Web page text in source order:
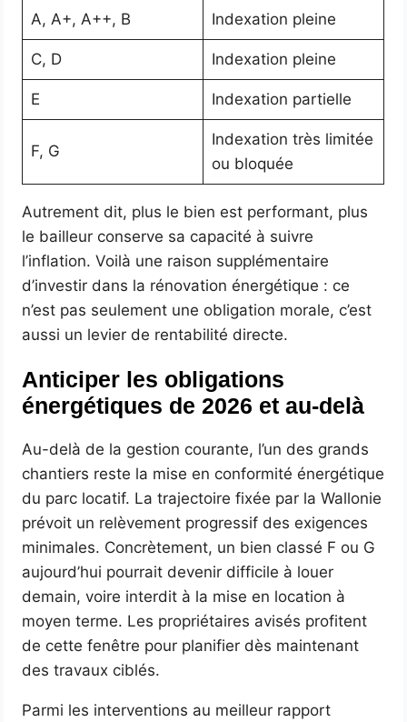
A, A+, A++, B Indexation pleine
C, D Indexation pleine
E Indexation partielle
F, G
Indexation très limitée
ou bloquée
Autrement dit, plus le bien est performant, plus
le bailleur conserve sa capacité à suivre
l’inflation. Voilà une raison supplémentaire
d’investir dans la rénovation énergétique : ce
n’est pas seulement une obligation morale, c’est
aussi un levier de rentabilité directe.
Anticiper les obligations
énergétiques de 2026 et au-delà
Au-delà de la gestion courante, l’un des grands
chantiers reste la mise en conformité énergétique
du parc locatif. La trajectoire fixée par la Wallonie
prévoit un relèvement progressif des exigences
minimales. Concrètement, un bien classé F ou G
aujourd’hui pourrait devenir difficile à louer
demain, voire interdit à la mise en location à
moyen terme. Les propriétaires avisés profitent
de cette fenêtre pour planifier dès maintenant
des travaux ciblés.
Parmi les interventions au meilleur rapport